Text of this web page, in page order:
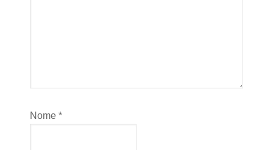
Nome *